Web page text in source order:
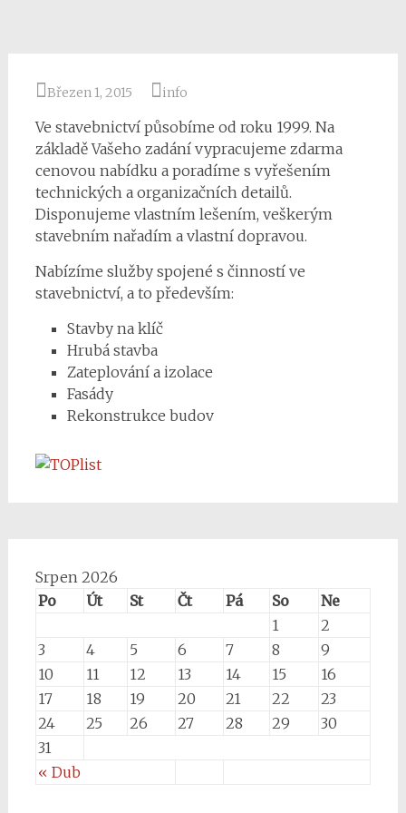
Březen 1, 2015 info
Ve stavebnictví působíme od roku 1999. Na
základě Vašeho zadání vypracujeme zdarma
cenovou nabídku a poradíme s vyřešením
technických a organizačních detailů.
Disponujeme vlastním lešením, veškerým
stavebním nařadím a vlastní dopravou.
Nabízíme služby spojené s činností ve
stavebnictví, a to především:
Stavby na klíč
Hrubá stavba
Zateplování a izolace
Fasády
Rekonstrukce budov
Srpen 2026
Po
Út St Čt Pá So Ne
« Dub
1
2
3
4 5 6 7 8
9
10
11 12 13 14 15
16
17
18 19 20 21 22
23
24
25 26 27 28 29
30
31